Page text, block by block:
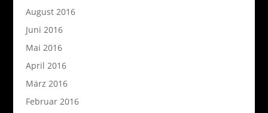
August 2016
Juni 2016
Mai 2016
April 2016
März 2016
Februar 2016